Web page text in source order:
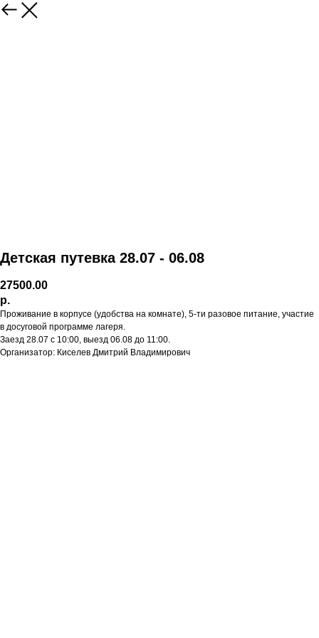
Детская путевка 28.07 - 06.08
27500.00
р.
Проживание в корпусе (удобства на комнате), 5-ти разовое питание, участие
в досуговой программе лагеря.
Заезд 28.07 с 10:00, выезд 06.08 до 11:00.
Организатор: Киселев Дмитрий Владимирович